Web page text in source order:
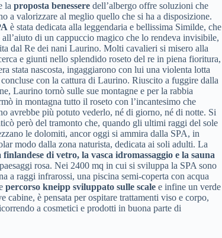
la proposta benessere dell’albergo offre soluzioni che
a valorizzare al meglio quello che si ha a disposizione.
è stata dedicata alla leggendaria e bellissima Similde, che
all’aiuto di un cappuccio magico che lo rendeva invisibile,
dal Re dei nani Laurino. Molti cavalieri si misero alla
e giunti nello splendido roseto del re in piena fioritura,
stata nascosta, ingaggiarono con lui una violenta lotta
con la cattura di Laurino. Riuscito a fuggire dalla
Laurino tornò sulle sue montagne e per la rabbia
in montagna tutto il roseto con l’incantesimo che
avrebbe più potuto vederlo, né di giorno, né di notte. Si
però del tramonto che, quando gli ultimi raggi del sole
le dolomiti, ancor oggi si ammira dalla SPA, in
modo dalla zona naturista, dedicata ai soli adulti. La
finlandese di vetro, la vasca idromassaggio e la sauna
rosa. Nei 2400 mq in cui si sviluppa la SPA sono
a raggi infrarossi, una piscina semi-coperta con acqua
percorso kneipp sviluppato sulle scale e infine un verde
cabine, è pensata per ospitare trattamenti viso e corpo,
a cosmetici e prodotti in buona parte di